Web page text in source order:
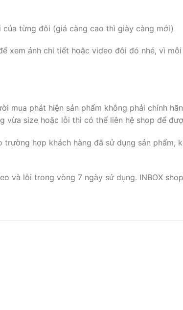
từng đôi (giá càng cao thì giày càng mới)
xem ảnh chi tiết hoặc video đôi đó nhé, vì
mua phát hiện sản phẩm không phải chính
vừa size hoặc lỗi thì có thể liên hệ shop để
hợp khách hàng đã sử dụng sản phẩm,
và lỗi trong vòng 7 ngày sử dụng. INBOX